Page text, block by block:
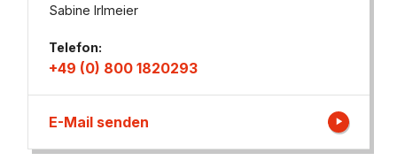
Sabine Irlmeier
Telefon:
+49 (0) 800 1820293
E-Mail senden